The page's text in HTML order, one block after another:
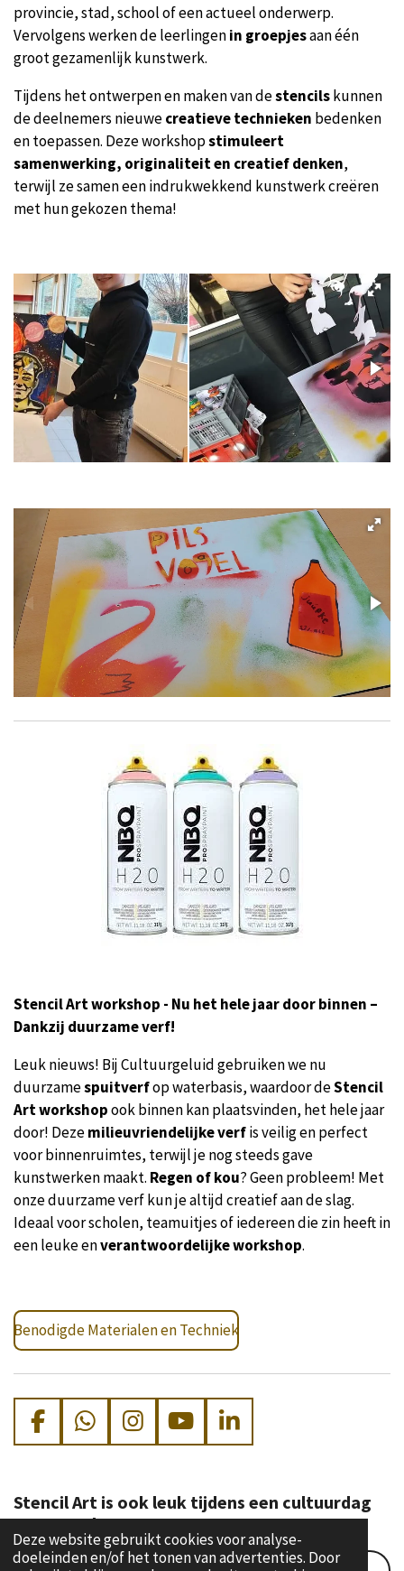
Deze website gebruikt cookies voor analyse-
doeleinden en/of het tonen van advertenties. Door
provincie, stad, school of een actueel onderwerp.
Vervolgens werken de leerlingenin groepjesaan één
groot gezamenlijk kunstwerk.
Tijdens het ontwerpen en maken van destencilskunnen
de deelnemers nieuwecreatieve technieken bedenken
en toepassen. Deze workshopstimuleert
samenwerking, originaliteit en creatief denken,
terwijl ze samen een indrukwekkend kunstwerk creëren
met hun gekozen thema!
Stencil Art workshop - Nu het hele jaar door binnen –
Dankzij duurzame verf!
Leuk nieuws! Bij Cultuurgeluid gebruiken we nu
duurzamespuitverfop waterbasis, waardoor deStencil
Art workshopook binnen kan plaatsvinden, het hele jaar
door! Dezemilieuvriendelijke verfis veilig en perfect
voor binnenruimtes, terwijl je nog steeds gave
kunstwerken maakt. Regen of kou? Geen probleem! Met
onze duurzame verf kun je altijd creatief aan de slag.
Ideaal voor scholen, teamuitjes of iedereen die zin heeft in
een leuke enverantwoordelijke workshop.
Benodigde Materialen en Techniek
F
a
e
b
o
W
h
t
s
A
I
n
t
a
g
Y
o
T
u
b
L
i
k
e
d
Stencil Art is ook leuk tijdens een cultuurdag
met een thema